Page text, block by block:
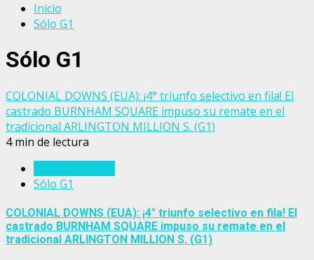
Inicio
Sólo G1
Sólo G1
COLONIAL DOWNS (EUA): ¡4° triunfo selectivo en fila! El
castrado BURNHAM SQUARE impuso su remate en el
tradicional ARLINGTON MILLION S. (G1)
4 min de lectura
Sólo G1
COLONIAL DOWNS (EUA): ¡4° triunfo selectivo en fila! El
castrado BURNHAM SQUARE impuso su remate en el
tradicional ARLINGTON MILLION S. (G1)